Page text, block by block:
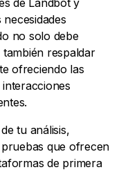
de Landbot y
no solo debe
respaldar
ofreciendo las
tu análisis,
que ofrecen
de primera